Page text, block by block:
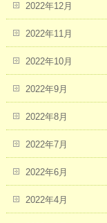
2022年12月
2022年11月
2022年10月
2022年9月
2022年8月
2022年7月
2022年6月
2022年4月